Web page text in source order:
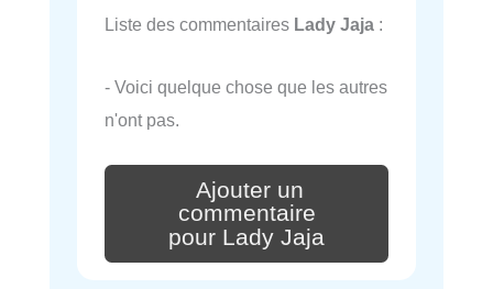
Liste des commentaires Lady Jaja :
- Voici quelque chose que les autres
n'ont pas.
Ajouter un
commentaire
pour Lady Jaja